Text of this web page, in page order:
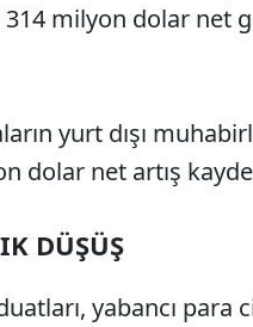
milyon dolar net
yurt dışı
dolar net artış
DÜŞÜŞ
yabancı para